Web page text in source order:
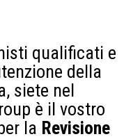
qualificati e
della
siete nel
è il vostro
la Revisione